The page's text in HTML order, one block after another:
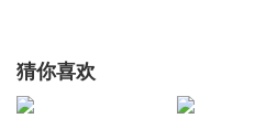
猜你喜欢